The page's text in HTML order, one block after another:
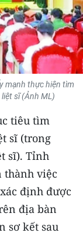
mạnh thực hiện tìm
sĩ (Ảnh ML)
tiêu tìm
sĩ (trong
sĩ). Tỉnh
thành việc
định được
địa bàn
sơ kết sau